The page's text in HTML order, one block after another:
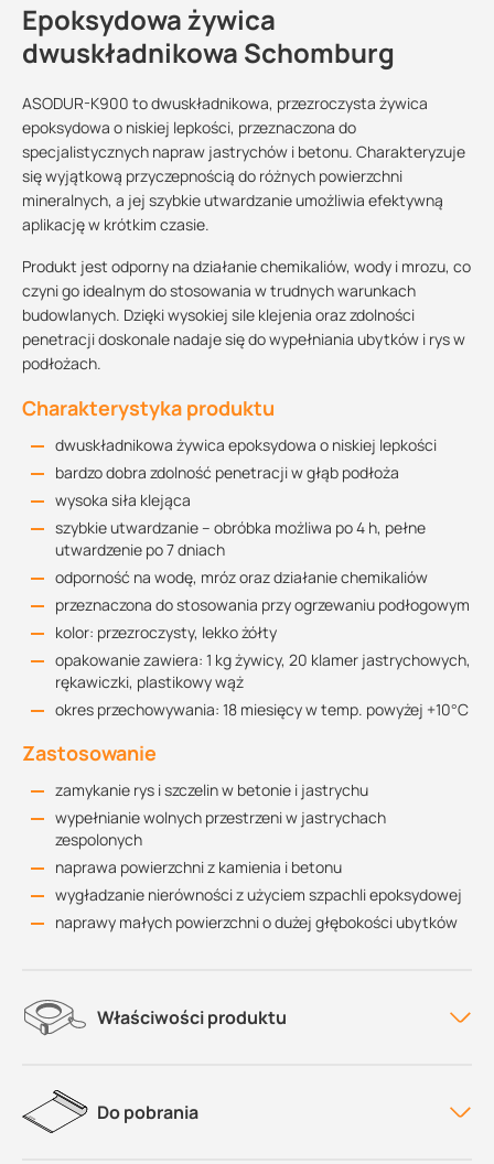
Epoksydowa żywica
dwuskładnikowa Schomburg
ASODUR-K900 to dwuskładnikowa, przezroczysta żywica
epoksydowa o niskiej lepkości, przeznaczona do
specjalistycznych napraw jastrychów i betonu. Charakteryzuje
się wyjątkową przyczepnością do różnych powierzchni
mineralnych, a jej szybkie utwardzanie umożliwia efektywną
aplikację w krótkim czasie.
Produkt jest odporny na działanie chemikaliów, wody i mrozu, co
czyni go idealnym do stosowania w trudnych warunkach
budowlanych. Dzięki wysokiej sile klejenia oraz zdolności
penetracji doskonale nadaje się do wypełniania ubytków i rys w
podłożach.
Charakterystyka produktu
dwuskładnikowa żywica epoksydowa o niskiej lepkości
bardzo dobra zdolność penetracji w głąb podłoża
wysoka siła klejąca
szybkie utwardzanie – obróbka możliwa po 4 h, pełne
utwardzenie po 7 dniach
odporność na wodę, mróz oraz działanie chemikaliów
przeznaczona do stosowania przy ogrzewaniu podłogowym
kolor: przezroczysty, lekko żółty
opakowanie zawiera: 1 kg żywicy, 20 klamer jastrychowych,
rękawiczki, plastikowy wąż
okres przechowywania: 18 miesięcy w temp. powyżej +10°C
Zastosowanie
zamykanie rys i szczelin w betonie i jastrychu
wypełnianie wolnych przestrzeni w jastrychach
zespolonych
naprawa powierzchni z kamienia i betonu
wygładzanie nierówności z użyciem szpachli epoksydowej
naprawy małych powierzchni o dużej głębokości ubytków
Właściwości produktu
Do pobrania